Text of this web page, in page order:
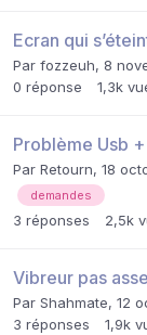
Ecran qui
Par fozzeuh, 8
0 réponse 1,3k
Problème Usb
Par Retourn, 18
demandes
3 réponses 2,5k
Vibreur pas
Par Shahmate, 12
3 réponses 1,9k